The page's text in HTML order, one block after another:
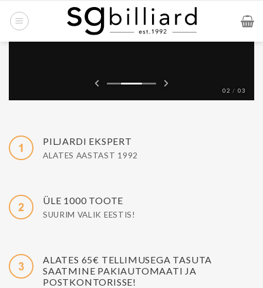
02 / 03
PILJARDI EKSPERT
ALATES AASTAST 1992
ÜLE 1000 TOOTE
SUURIM VALIK EESTIS!
ALATES 65€ TELLIMUSEGA TASUTA
SAATMINE PAKIAUTOMAATI JA
POSTKONTORISSE!